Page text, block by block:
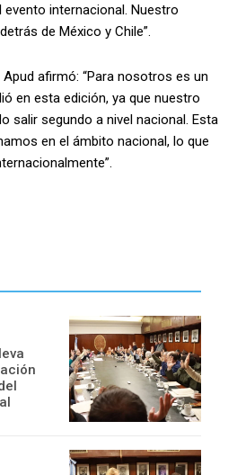
internacional. Nuestro
de México y Chile”.
afirmó: “Para nosotros es un
en esta edición, ya que nuestro
salir segundo a nivel nacional. Esta
en el ámbito nacional, lo que